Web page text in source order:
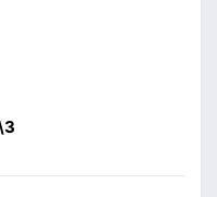
3\2 27500